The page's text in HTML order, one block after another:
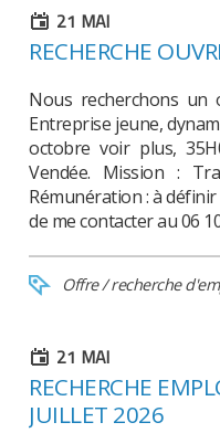
21 MAI
RECHERCHE
Nous recherchons un
Entreprise jeune,
octobre voir plus,
Vendée. Mission :
Rémunération : à
de me contacter au 06
Offre / recherche
21 MAI
RECHERCHE
JUILLET 2026